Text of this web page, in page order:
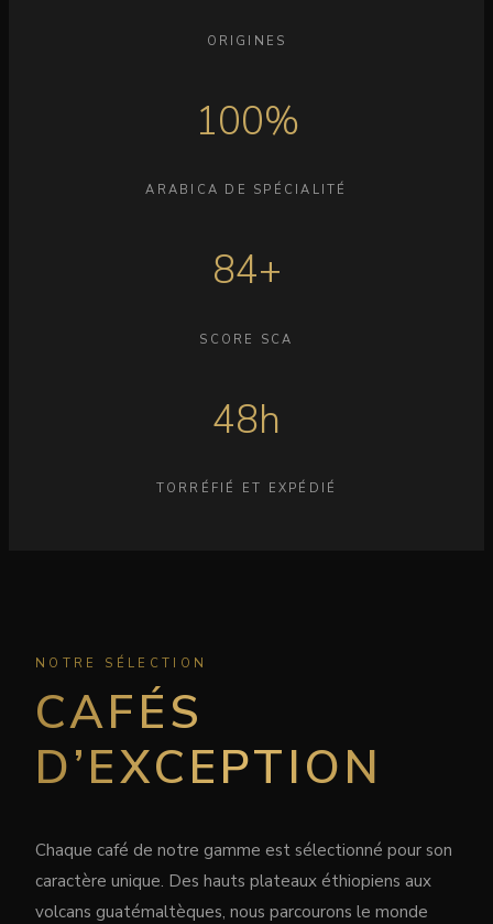
ORIGINES
100%
ARABICA DE SPÉCIALITÉ
84+
SCORE SCA
48h
TORRÉFIÉ ET EXPÉDIÉ
NOTRE SÉLECTION
CAFÉS
D’EXCEPTION
Chaque café de notre gamme est sélectionné pour son
caractère unique. Des hauts plateaux éthiopiens aux
volcans guatémaltèques, nous parcourons le monde